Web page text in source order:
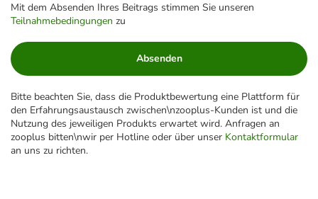
Mit dem Absenden Ihres Beitrags stimmen Sie unseren
Teilnahmebedingungen zu
Absenden
Bitte beachten Sie, dass die Produktbewertung eine Plattform für
den Erfahrungsaustausch zwischen\nzooplus-Kunden ist und die
Nutzung des jeweiligen Produkts erwartet wird. Anfragen an
zooplus bitten\nwir per Hotline oder über unser Kontaktformular
an uns zu richten.